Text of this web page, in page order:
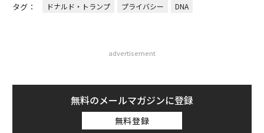
タグ： ドナルド・トランプ プライバシー DNA
advertisement
無料のメールマガジンに登録
無料登録